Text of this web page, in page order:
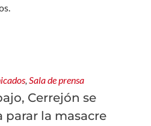
, Sala de prensa
Cerrejón se
la masacre